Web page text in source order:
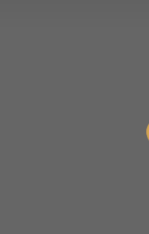
revisadas
mayor y también
psicóloga con
aplicación y
población adulto